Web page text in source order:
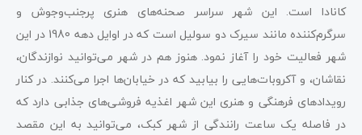
کانادا است. این شهر سراسر صحنه‌های هنری پرجنب‌وجوش و
سرگرم‌کننده مانند سیرک دو سولیل است که در اوایل دهه 1980 در این
شهر فعالیت خود را آغاز نمود. هنوز هم در شهر می‌توانید نوازندگان،
نقاشان، و آکروبات‌هایی را بیابید که در خیابان‌ها اجرا می‌کنند. در کنار
رویدادهای فرهنگی و هنری این شهر اغذیه فروشی‌های جذابی دارد که
در فاصله یک ساعت رانندگی از شهر کبک، می‌توانید به این مقصد